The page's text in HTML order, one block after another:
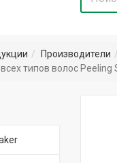
Производители
типов волос Peeling